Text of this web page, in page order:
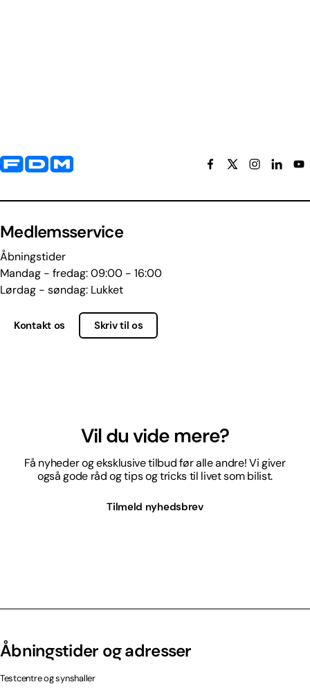
Yderligere information og kontaktoplysninger
Medlemsservice
Åbningstider
Mandag - fredag: 09:00 - 16:00
Lørdag - søndag: Lukket
Kontakt os Skriv til os
Vil du vide mere?
Få nyheder og eksklusive tilbud før alle andre! Vi giver
også gode råd og tips og tricks til livet som bilist.
Tilmeld nyhedsbrev
Åbningstider og adresser
Testcentre og synshaller